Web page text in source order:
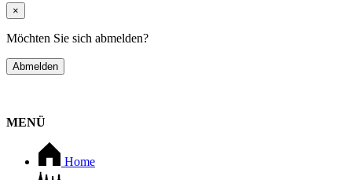
×
Möchten Sie sich abmelden?
Abmelden
MENÜ
Home